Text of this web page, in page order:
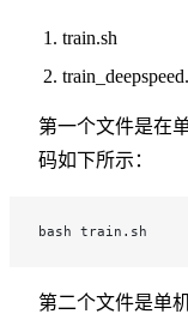
train.sh
第一个文件是在
码如下所示：
bash train.sh
第二个文件是单